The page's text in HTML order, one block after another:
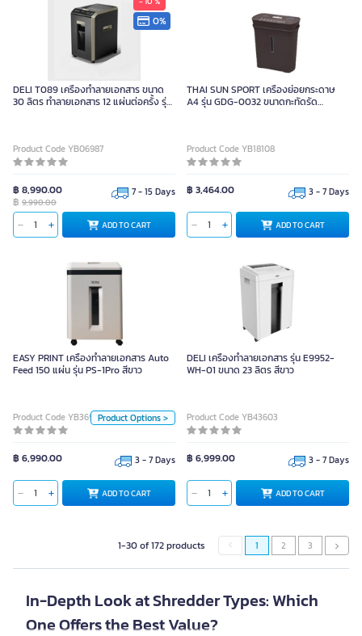
0%
DELI T089 เครื่องทำลายเอกสาร ขนาด
30 ลิตร ทำลายเอกสาร 12 แผ่นต่อครั้ง รุ่น
Product Code YB06987
฿ 8,990.00
฿ 9,990.00
7 - 15 Days
ADD TO CART
THAI SUN SPORT เครื่องย่อยกระดาษ
A4 รุ่น GDG-0032 ขนาดกะทัดรัด
Product Code YB18108
฿ 3,464.00 3 - 7 Days
ADD TO CART
EASY PRINT เครื่องทำลายเอกสาร Auto
Feed 150 แผ่น รุ่น PS-1Pro สีขาว
Product Code YB36922Product Options >
฿ 6,990.00 3 - 7 Days
ADD TO CART
EASY PRINT เครื่องทำลายเอกสาร
Auto Feed 150 แผ่น รุ่น PS-1Pro สี
ขาว
Unit
Black
White
ADD TO CART
DELI เครื่องทำลายเอกสาร รุ่น E9952-
WH-01 ขนาด 23 ลิตร สีขาว
Product Code YB43603
฿ 6,999.00 3 - 7 Days
ADD TO CART
1-30 of 172 products 1 2 3
In-Depth Look at Shredder Types: Which
One Offers the Best Value?